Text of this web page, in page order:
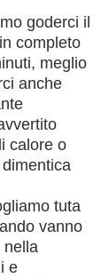
goderci il
completo
meglio
anche
calore o
tuta
vanno
nella
e